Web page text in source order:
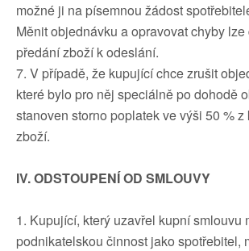
možné ji na písemnou žádost
Měnit objednávku a opravovat chyby
předání zboží k odeslání.
7. V případě, že kupující chce zrušit
které bylo pro něj speciálně po dohodě
stanoven storno poplatek ve výši 50 %
zboží.
IV. ODSTOUPENÍ OD SMLOUVY
1. Kupující, který uzavřel kupní smlouvu
podnikatelskou činnost jako spotřebitel,